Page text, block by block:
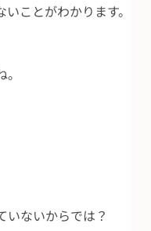
ことがわかります。
いないからでは？